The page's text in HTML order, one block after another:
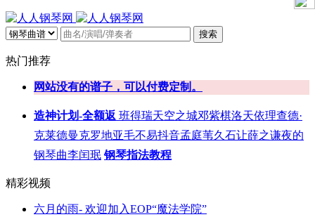
搜索
热门推荐
网站没有的谱子，可以付费定制。
造神计划-全额返 班得瑞天空之城邓紫棋洛天依理查德·
克莱德曼克罗地亚毛不易抖音孟庭苇久石让薛之谦夜的
钢琴曲李闰珉 钢琴指法教程
精彩视频
六月的雨- 欢迎加入EOP“魔法学院”